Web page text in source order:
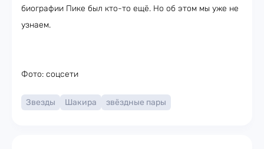
биографии Пике был кто-то ещё. Но об этом мы уже не
узнаем.
Фото: соцсети
Звезды Шакира звёздные пары